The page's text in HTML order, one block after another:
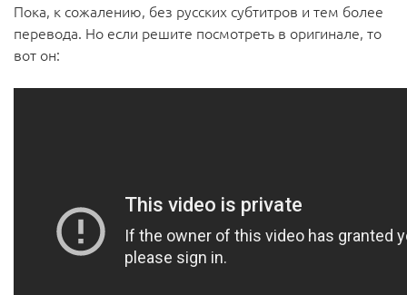
Пока, к сожалению, без русских субтитров и тем более
перевода. Но если решите посмотреть в оригинале, то
вот он: